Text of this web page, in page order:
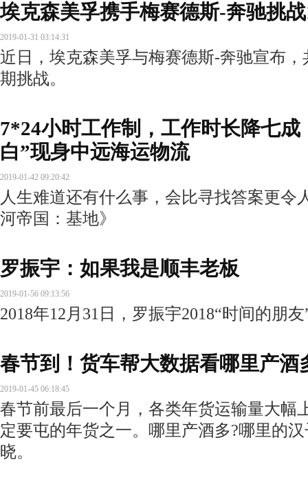
埃克森美孚携手梅赛德斯-奔驰挑
2019-01-31 03:14:31
近日，埃克森美孚与梅赛德斯-奔驰宣布
期挑战。
7*24小时工作制，工作时长降七
白”现身中远海运物流
2019-01-42 09:20:42
人生难道还有什么事，会比寻找答案更
河帝国：基地》
罗振宇：如果我是顺丰老板
2019-01-56 09:13:56
2018年12月31日，罗振宇2018“时间的朋
春节到！货车帮大数据看哪里产
2019-01-45 06:18:45
春节前最后一个月，各类年货运输量大幅
定要屯的年货之一。哪里产酒多?哪里的
晓。